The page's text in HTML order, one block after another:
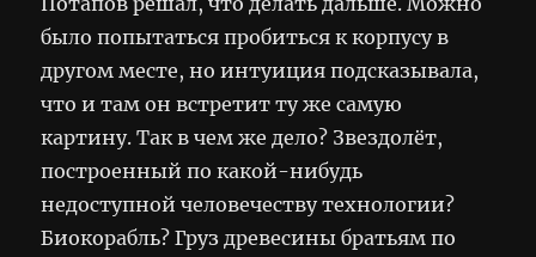
было попытаться пробиться к корпусу в
другом месте, но интуиция подсказывала,
что и там он встретит ту же самую
картину. Так в чем же дело? Звездолёт,
построенный по какой-нибудь
недоступной человечеству технологии?
Биокорабль? Груз древесины братьям по